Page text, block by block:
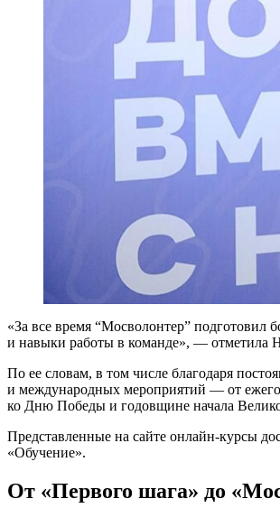
«За все время “Мосволонтер” подготовил
и навыки работы в команде», — отметила
По ее словам, в том числе благодаря
и международных мероприятий — от
ко Дню Победы и годовщине начала
Представленные на сайте онлайн-курсы
«Обучение».
От «Первого шага» до